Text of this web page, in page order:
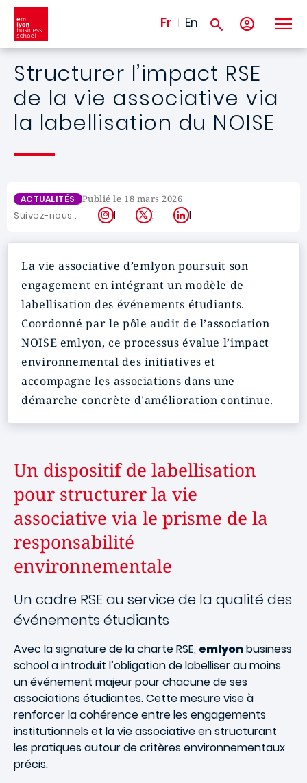
Aller au contenu principal
Fr En
Structurer l’impact RSE
de la vie associative via
la labellisation du NOISE
ACTUALITÉS Publié le 18 mars 2026
Suivez-nous : Instagram
X LinkedIn
La vie associative d’emlyon poursuit son
engagement en intégrant un modèle de
labellisation des événements étudiants.
Coordonné par le pôle audit de l’association
NOISE emlyon, ce processus évalue l’impact
environnemental des initiatives et
accompagne les associations dans une
démarche concrète d’amélioration continue.
Un dispositif de labellisation
pour structurer la vie
associative via le prisme de la
responsabilité
environnementale
Un cadre RSE au service de la qualité des
événements étudiants
Avec la signature de la charte RSE, emlyonbusiness
school a introduit l’obligation de labelliser au moins
un événement majeur pour chacune de ses
associations étudiantes. Cette mesure vise à
renforcer la cohérence entre les engagements
institutionnels et la vie associative en structurant
les pratiques autour de critères environnementaux
précis.